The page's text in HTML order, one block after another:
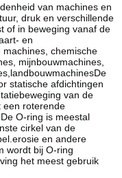
van machines en
druk en verschillende
of in beweging vanaf de
en
chemische
mijnbouwmachines,
statische afdichtingen
van de
een roterende
O-ring is meestal
cirkel van de
en andere
wordt bij O-ring
het meest gebruik